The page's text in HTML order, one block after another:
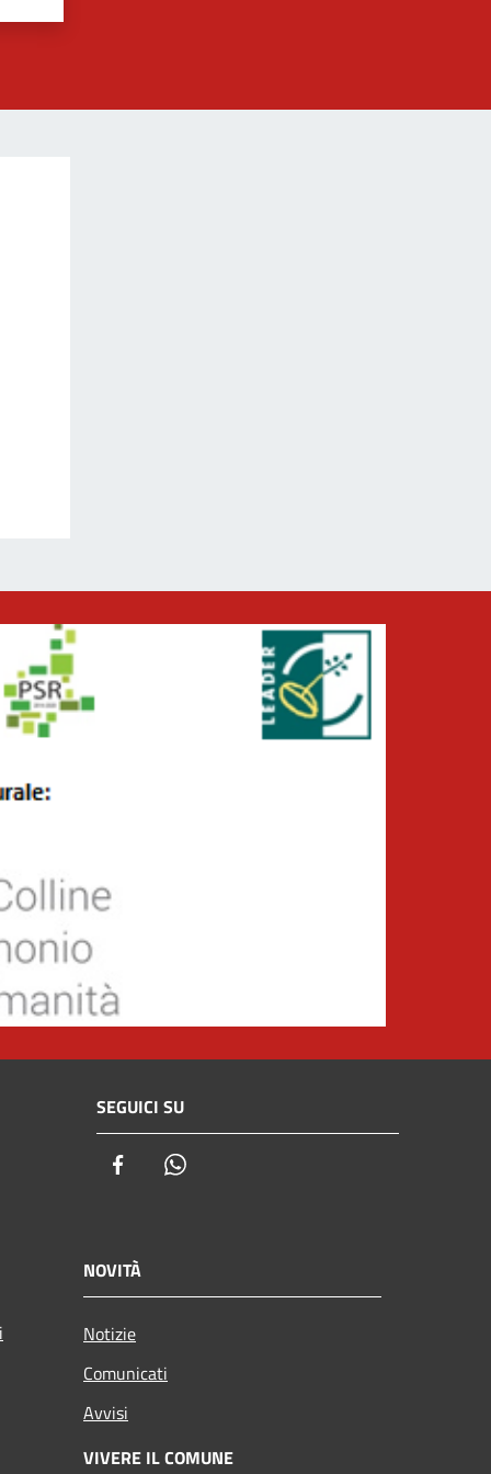
SEGUICI SU
Facebook
NOVITÀ
Notizie
Comunicati
Avvisi
VIVERE IL COMUNE